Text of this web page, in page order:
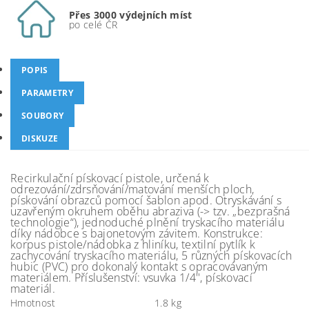
Přes 3000 výdejních míst
po celé ČR
POPIS
PARAMETRY
SOUBORY
DISKUZE
Recirkulační pískovací pistole, určená k
odrezování/zdrsňování/matování menších ploch,
pískování obrazců pomocí šablon apod. Otryskávání s
uzavřeným okruhem oběhu abraziva (-> tzv. „bezprašná
technologie“), jednoduché plnění tryskacího materiálu
díky nádobce s bajonetovým závitem. Konstrukce:
korpus pistole/nádobka z hliníku, textilní pytlík k
zachycování tryskacího materiálu, 5 různých pískovacích
hubic (PVC) pro dokonalý kontakt s opracovávaným
materiálem. Příslušenství: vsuvka 1/4'', pískovací
materiál.
Hmotnost
1.8 kg